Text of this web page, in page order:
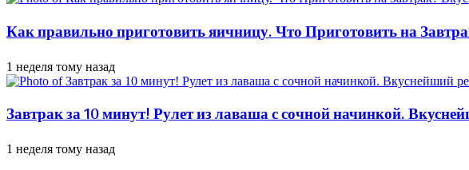
Как правильно приготовить яичницу. Что Приготовить на
1 неделя тому назад
Завтрак за 10 минут! Рулет из лаваша с сочной начинкой.
1 неделя тому назад